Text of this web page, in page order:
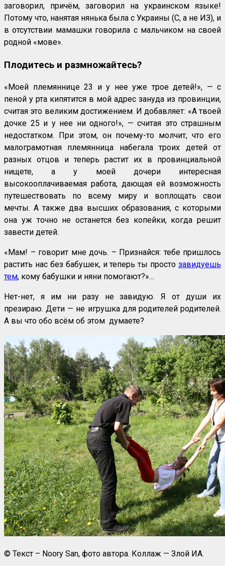
заговорил, причём, заговорил на украинском языке!
Потому что, нанятая нянька была с Украины (С, а не ИЗ), и
в отсутствии мамашки говорила с мальчиком на своей
родной «мове».
Плодитесь и размножайтесь?
«Моей племяннице 23 и у нее уже трое детей!», — с
пеной у рта кипятится в мой адрес зануда из провинции,
считая это великим достижением. И добавляет: «А твоей
дочке 25 и у нее ни одного!», — считая это страшным
недостатком. При этом, он почему-то молчит, что его
малограмотная племянница набегала троих детей от
разных отцов и теперь растит их в провинциальной
нищете, а у моей дочери интересная
высокооплачиваемая работа, дающая ей возможность
путешествовать по всему миру и воплощать свои
мечты. А также два высших образования, с которыми
она уж точно не останется без копейки, когда решит
завести детей.
«Мам! – говорит мне дочь. – Признайся: тебе пришлось
растить нас без бабушек, и теперь ты просто завидуешь
тем, кому бабушки и няни помогают?»…
Нет-нет, я им ни разу не завидую. Я от души их
презираю. Дети — не игрушка для родителей родителей.
А вы что обо всём об этом думаете?
© Текст – Noory San, фото автора. Коллаж — Злой ИА.